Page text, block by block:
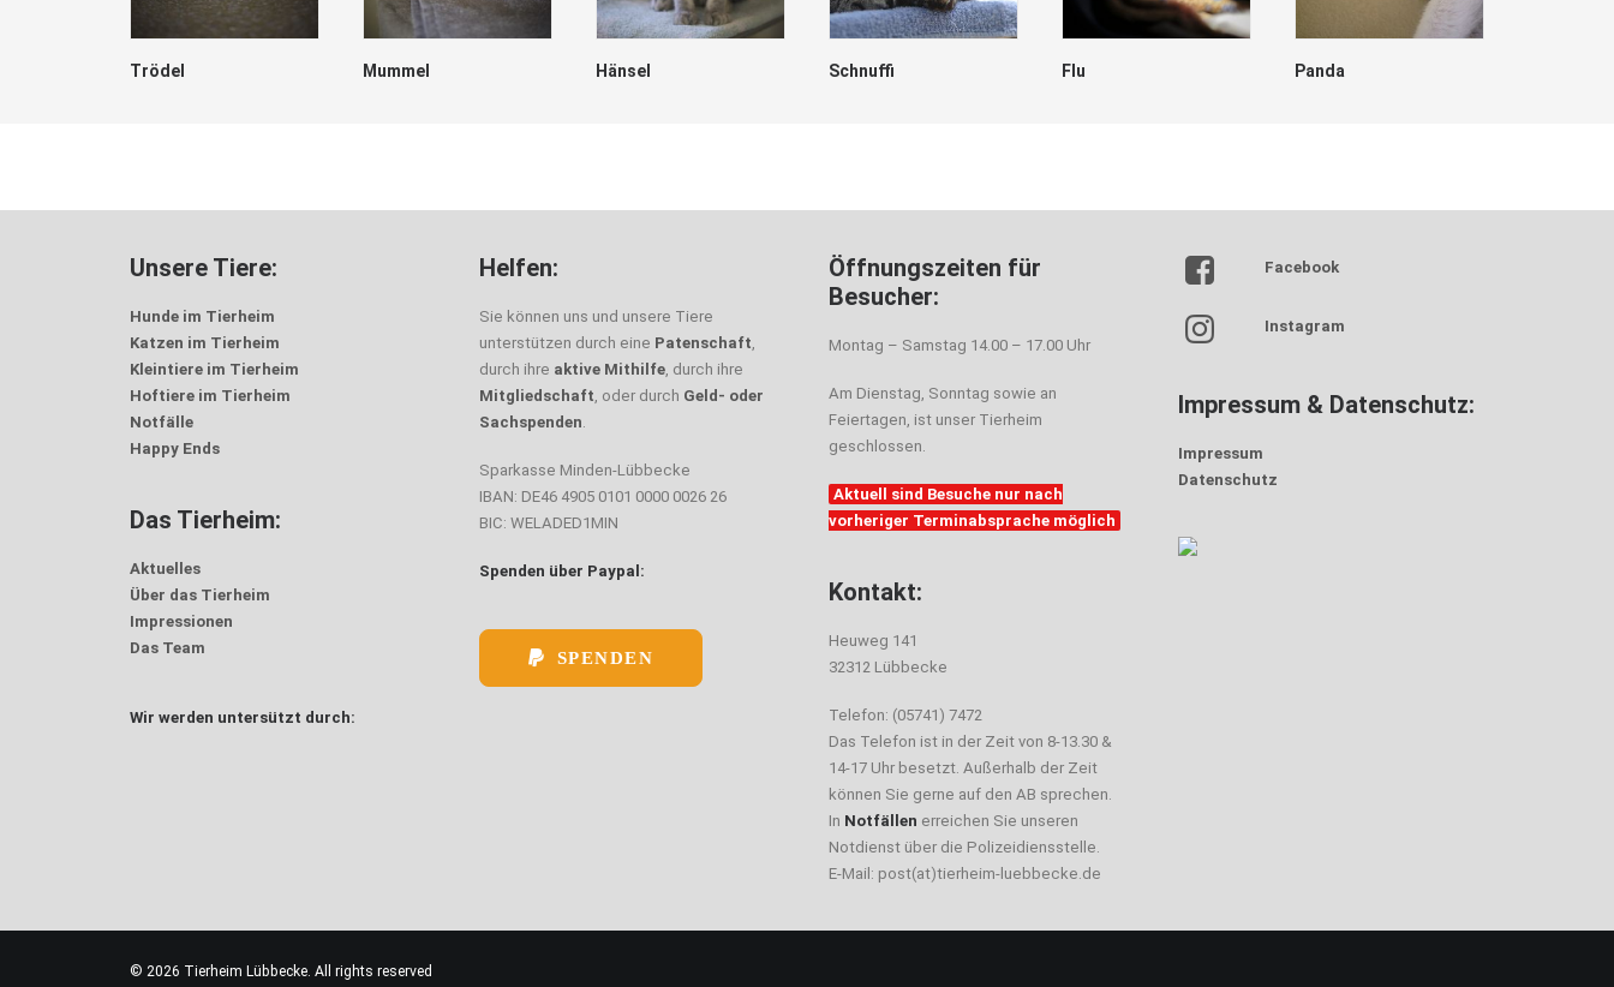
Trödel Mummel Hänsel Schnuffi Flu Panda
Unsere Tiere:
Hunde im Tierheim
Katzen im Tierheim
Kleintiere im Tierheim
Hoftiere im Tierheim
Notfälle
Happy Ends
Das Tierheim:
Aktuelles
Über das Tierheim
Impressionen
Das Team
Wir werden untersützt durch:
Helfen:
Sie können uns und unsere Tiere
unterstützen durch eine Patenschaft,
durch ihre aktive Mithilfe, durch ihre
Mitgliedschaft, oder durch Geld- oder
Sachspenden.
Sparkasse Minden-Lübbecke
IBAN: DE46 4905 0101 0000 0026 26
BIC: WELADED1MIN
Spenden über Paypal:
SPENDEN
Öffnungszeiten für
Besucher:
Montag – Samstag 14.00 – 17.00 Uhr
Am Dienstag, Sonntag sowie an
Feiertagen, ist unser Tierheim
geschlossen.
Aktuell sind Besuche nur nach
vorheriger Terminabsprache möglich
Kontakt:
Heuweg 141
32312 Lübbecke
Telefon: (05741) 7472
Das Telefon ist in der Zeit von 8-13.30 &
14-17 Uhr besetzt. Außerhalb der Zeit
können Sie gerne auf den AB sprechen.
In Notfällen erreichen Sie unseren
Notdienst über die Polizeidiensstelle.
E-Mail: post(at)tierheim-luebbecke.de
Facebook
Instagram
Impressum & Datenschutz:
Impressum
Datenschutz
© 2026 Tierheim Lübbecke. All rights reserved